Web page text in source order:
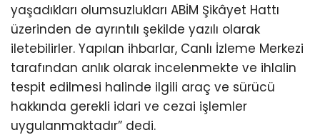
yaşadıkları olumsuzlukları ABİM Şikâyet Hattı
üzerinden de ayrıntılı şekilde yazılı olarak
iletebilirler. Yapılan ihbarlar, Canlı İzleme Merkezi
tarafından anlık olarak incelenmekte ve ihlalin
tespit edilmesi halinde ilgili araç ve sürücü
hakkında gerekli idari ve cezai işlemler
uygulanmaktadır” dedi.